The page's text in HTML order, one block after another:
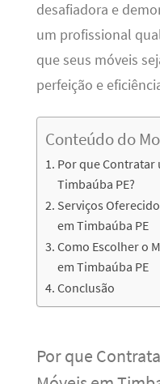
desafiadora e
um profissional
que seus móveis
perfeição e
Conteúdo do
Por que Contratar
Timbaúba PE?
Serviços
em Timbaúba PE
Como Escolher o
em Timbaúba PE
Conclusão
Por que